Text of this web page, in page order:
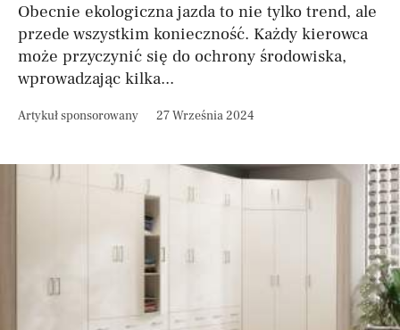
Obecnie ekologiczna jazda to nie tylko trend, ale
przede wszystkim konieczność. Każdy kierowca
może przyczynić się do ochrony środowiska,
wprowadzając kilka...
Artykuł sponsorowany 27 Września 2024